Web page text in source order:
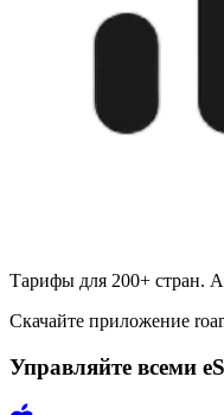
Тарифы для 200+ стран.
Скачайте приложение
Управляйте всеми